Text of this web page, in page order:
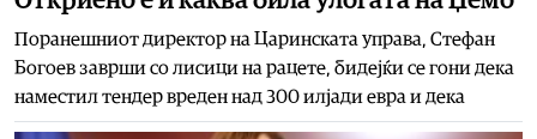
Поранешниот директор на Царинската управа, Стефан
Богоев заврши со лисици на рацете, бидејќи се гони дека
наместил тендер вреден над 300 илјади евра и дека